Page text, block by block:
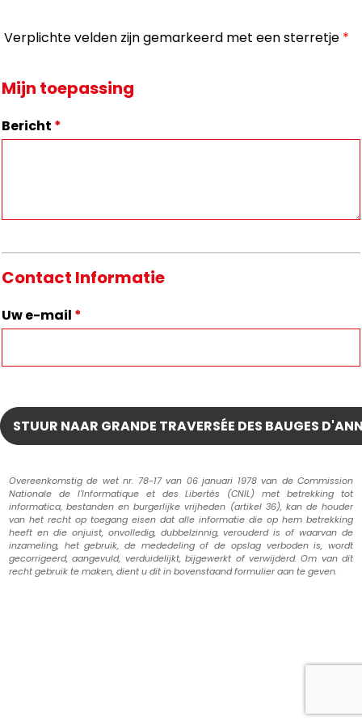
Verplichte velden zijn gemarkeerd met een sterretje *
Mijn toepassing
Bericht *
Contact Informatie
Uw e-mail *
Overeenkomstig de wet nr. 78-17 van 06 januari 1978 van de Commission
Nationale de l'Informatique et des Libertés (CNIL) met betrekking tot
informatica, bestanden en burgerlijke vrijheden (artikel 36), kan de houder
van het recht op toegang eisen dat alle informatie die op hem betrekking
heeft en die onjuist, onvolledig, dubbelzinnig, verouderd is of waarvan de
inzameling, het gebruik, de mededeling of de opslag verboden is, wordt
gecorrigeerd, aangevuld, verduidelijkt, bijgewerkt of verwijderd. Om van dit
recht gebruik te maken, dient u dit in bovenstaand formulier aan te geven.